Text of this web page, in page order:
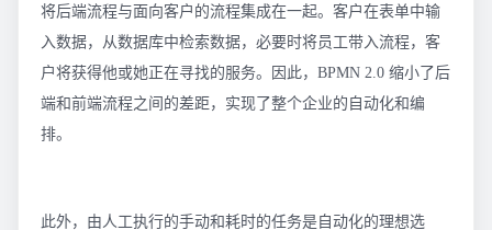
将后端流程与面向客户的流程集成在一起。客户在表单中输
入数据，从数据库中检索数据，必要时将员工带入流程，客
户将获得他或她正在寻找的服务。因此，BPMN 2.0 缩小了后
端和前端流程之间的差距，实现了整个企业的自动化和编
排。
此外，由人工执行的手动和耗时的任务是自动化的理想选